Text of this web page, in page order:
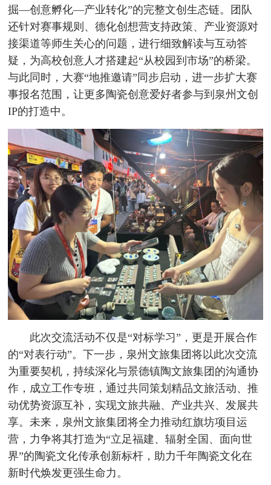
掘—创意孵化—产业转化”的完整文创生态链。团队
还针对赛事规则、德化创想营支持政策、产业资源对
接渠道等师生关心的问题，进行细致解读与互动答
疑，为高校创意人才搭建起“从校园到市场”的桥梁。
与此同时，大赛“地推邀请”同步启动，进一步扩大赛
事报名范围，让更多陶瓷创意爱好者参与到泉州文创
IP的打造中。
此次交流活动不仅是“对标学习”，更是开展合作
的“对表行动”。下一步，泉州文旅集团将以此次交流
为重要契机，持续深化与景德镇陶文旅集团的沟通协
作，成立工作专班，通过共同策划精品文旅活动、推
动优势资源互补，实现文旅共融、产业共兴、发展共
享。未来，泉州文旅集团将全力推动红旗坊项目运
营，力争将其打造为“立足福建、辐射全国、面向世
界”的陶瓷文化传承创新标杆，助力千年陶瓷文化在
新时代焕发更强生命力。